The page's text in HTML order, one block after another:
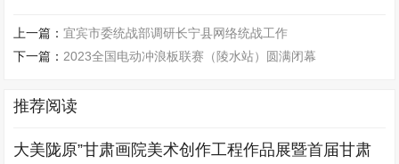
上一篇：宜宾市委统战部调研长宁县网络统战工作
下一篇： 2023全国电动冲浪板联赛（陵水站）圆满闭幕
推荐阅读
大美陇原”甘肃画院美术创作工程作品展暨首届甘肃